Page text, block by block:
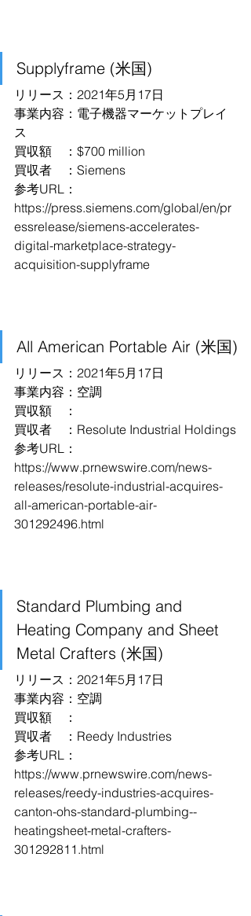
Supplyframe (米国)
リリース：2021年5月17日
事業内容：電子機器マーケットプレイ
ス
買収額　：$700 million
買収者　：Siemens
参考URL：
https://press.siemens.com/global/en/pr
essrelease/siemens-accelerates-
digital-marketplace-strategy-
acquisition-supplyframe
All American Portable Air (米国)
リリース：2021年5月17日
事業内容：空調
買収額　：
買収者　：Resolute Industrial Holdings
参考URL：
https://www.prnewswire.com/news-
releases/resolute-industrial-acquires-
all-american-portable-air-
301292496.html
Standard Plumbing and
Heating Company and Sheet
Metal Crafters (米国)
リリース：2021年5月17日
事業内容：空調
買収額　：
買収者　：Reedy Industries
参考URL：
https://www.prnewswire.com/news-
releases/reedy-industries-acquires-
canton-ohs-standard-plumbing--
heatingsheet-metal-crafters-
301292811.html